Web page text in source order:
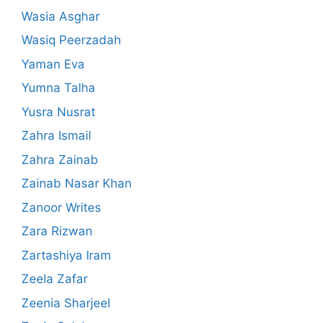
Wasia Asghar
Wasiq Peerzadah
Yaman Eva
Yumna Talha
Yusra Nusrat
Zahra Ismail
Zahra Zainab
Zainab Nasar Khan
Zanoor Writes
Zara Rizwan
Zartashiya Iram
Zeela Zafar
Zeenia Sharjeel